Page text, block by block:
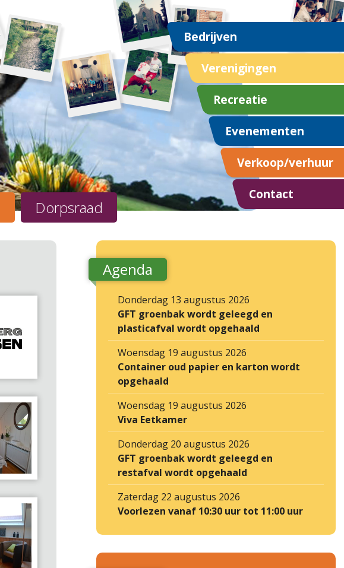
Dorpsraad
Bedrijven
Verenigingen
Recreatie
Evenementen
Verkoop/verhuur
Contact
Agenda
Donderdag 13 augustus 2026
GFT groenbak wordt geleegd en
plasticafval wordt opgehaald
Woensdag 19 augustus 2026
Container oud papier en karton wordt
opgehaald
Woensdag 19 augustus 2026
Viva Eetkamer
Donderdag 20 augustus 2026
GFT groenbak wordt geleegd en
restafval wordt opgehaald
Zaterdag 22 augustus 2026
Voorlezen vanaf 10:30 uur tot 11:00 uur